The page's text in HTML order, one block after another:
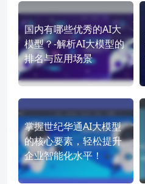
国内有哪些优秀的AI大
模型？-解析AI大模型的
排名与应用场景
掌握世纪华通AI大模型
的核心要素，轻松提升
企业智能化水平！